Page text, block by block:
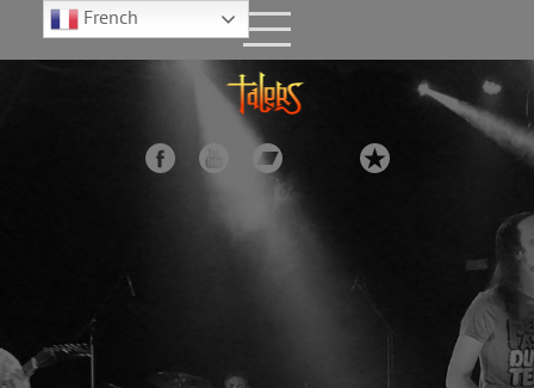
French